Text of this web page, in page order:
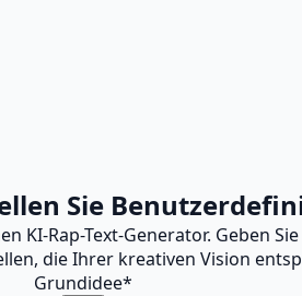
Sie
Rap-Text-Generator. Geben
die Ihrer kreativen Vision
Grundidee*